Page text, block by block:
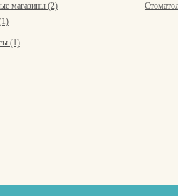
магазины (2)
(1)